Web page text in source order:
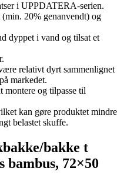
i UPPDATERA-serien.
20% genanvendt) og
dyppet i vand og tilsat et
relativt dyrt sammenlignet
markedet.
og tilpasse til
kan gøre produktet mindre
belastet skuffe.
bakke t
bambus, 72×50